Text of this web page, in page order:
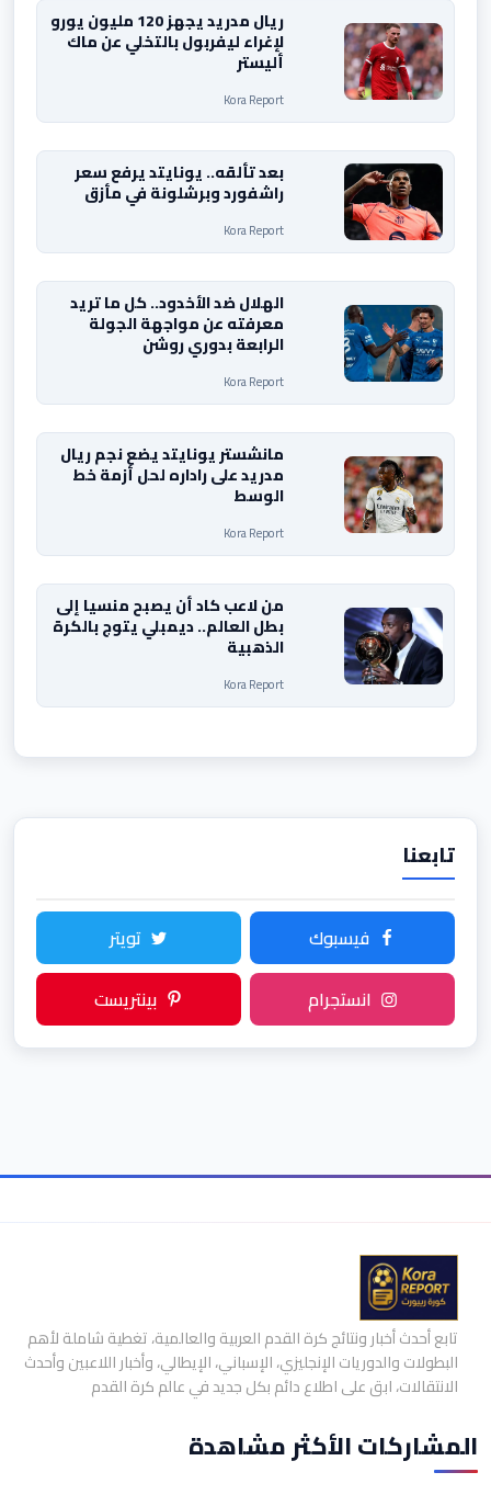
ريال مدريد يجهز 120 مليون يورو
لإغراء ليفربول بالتخلي عن ماك
أليستر
Kora Report
بعد تألقه.. يونايتد يرفع سعر
راشفورد وبرشلونة في مأزق
Kora Report
الهلال ضد الأخدود.. كل ما تريد
معرفته عن مواجهة الجولة
الرابعة بدوري روشن
Kora Report
مانشستر يونايتد يضع نجم ريال
مدريد على راداره لحل أزمة خط
الوسط
Kora Report
من لاعب كاد أن يصبح منسيا إلى
بطل العالم.. ديمبلي يتوج بالكرة
الذهبية
Kora Report
تابعنا
فيسبوك
تويتر
انستجرام
بينتريست
تابع أحدث أخبار ونتائج كرة القدم العربية والعالمية، تغطية شاملة لأهم
البطولات والدوريات الإنجليزي، الإسباني، الإيطالي، وأخبار اللاعبين وأحدث
الانتقالات، ابق على اطلاع دائم بكل جديد في عالم كرة القدم
المشاركات الأكثر مشاهدة